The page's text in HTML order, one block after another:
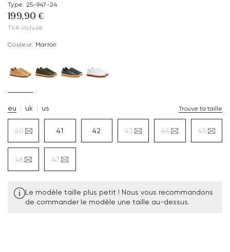
Type. 25-947-24
199,90 €
TVA incluse.
Couleur: Marron
eu uk us Trouve ta taille
40 41 42 43 44 45
46 47
Le modèle taille plus petit ! Nous vous recommandons
de commander le modèle une taille au-dessus.